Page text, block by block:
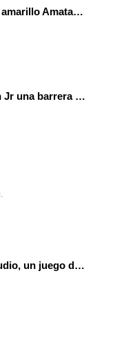
Pimpinela de cinturón amarillo Amata phegea (Linnaeus, 1758)
Programa con Scratch Jr una barrera que se desplaza para dar sensación de movimiento
Programa con Octostudio, un juego de Educación Víal cruzando un paso de cebra.